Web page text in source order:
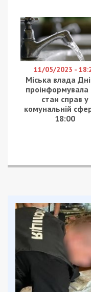
11/05/2023 -
Міська влада
проінформувала
стан справ у
комунальній
18:00